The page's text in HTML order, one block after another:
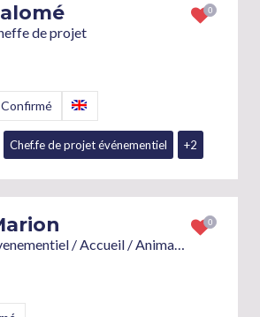
de projet
Confirmé
Chef.fe de projet événementiel +2
Evenementiel / Accueil / Animation